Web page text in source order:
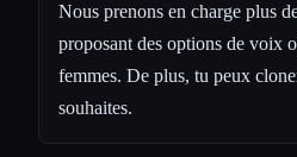
Nous prenons en charge plus
proposant des options de voix
femmes. De plus, tu peux
souhaites.